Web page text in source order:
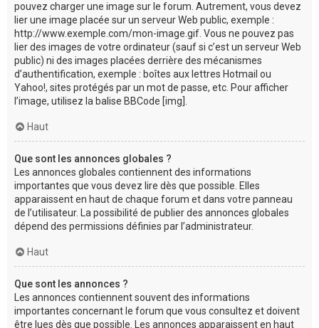
pouvez charger une image sur le forum. Autrement, vous devez
lier une image placée sur un serveur Web public, exemple :
http://www.exemple.com/mon-image.gif. Vous ne pouvez pas
lier des images de votre ordinateur (sauf si c’est un serveur Web
public) ni des images placées derrière des mécanismes
d’authentification, exemple : boîtes aux lettres Hotmail ou
Yahoo!, sites protégés par un mot de passe, etc. Pour afficher
l’image, utilisez la balise BBCode [img].
Haut
Que sont les annonces globales ?
Les annonces globales contiennent des informations
importantes que vous devez lire dès que possible. Elles
apparaissent en haut de chaque forum et dans votre panneau
de l’utilisateur. La possibilité de publier des annonces globales
dépend des permissions définies par l’administrateur.
Haut
Que sont les annonces ?
Les annonces contiennent souvent des informations
importantes concernant le forum que vous consultez et doivent
être lues dès que possible. Les annonces apparaissent en haut